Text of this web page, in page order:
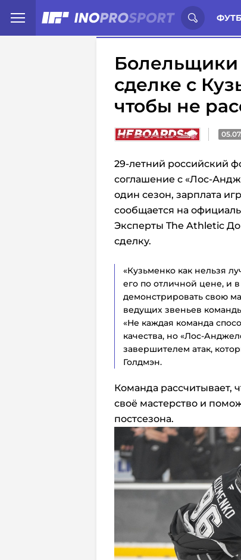
Иностранцы о спорте
Болельщики
сделке с
чтобы не
29-летний российский
соглашение с «Лос-
один сезон, зарплата
сообщается на
Эксперты The Athletic
сделку.
«Кузьменко как нельзя
его по отличной цене, и
демонстрировать свою
ведущих звеньев
«Не каждая команда
качества, но «Лос-
завершителем атак,
Голдмэн.
Команда рассчитывает,
своё мастерство и
постсезона.